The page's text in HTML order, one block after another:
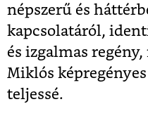
népszerű és
kapcsolatáról,
és izgalmas
Miklós
teljessé.